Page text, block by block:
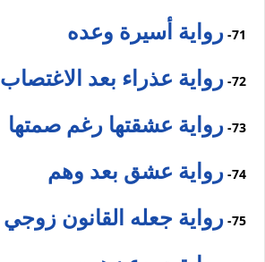
71- رواية أسيرة وعده
72- رواية عذراء بعد الاغتصاب
73- رواية عشقتها رغم صمتها
74- رواية عشق بعد وهم
75- رواية جعله القانون زوجي